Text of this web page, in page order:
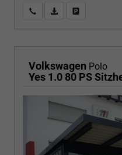
Wir rufen Sie an
PDF-
Volkswagen Polo